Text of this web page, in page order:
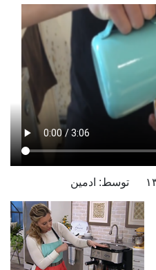
توسط: ادمین